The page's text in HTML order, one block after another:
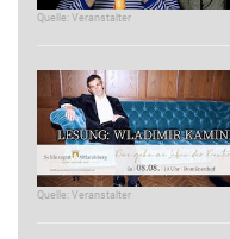
Quelle: Veranstalter
Quelle: Veranstalter